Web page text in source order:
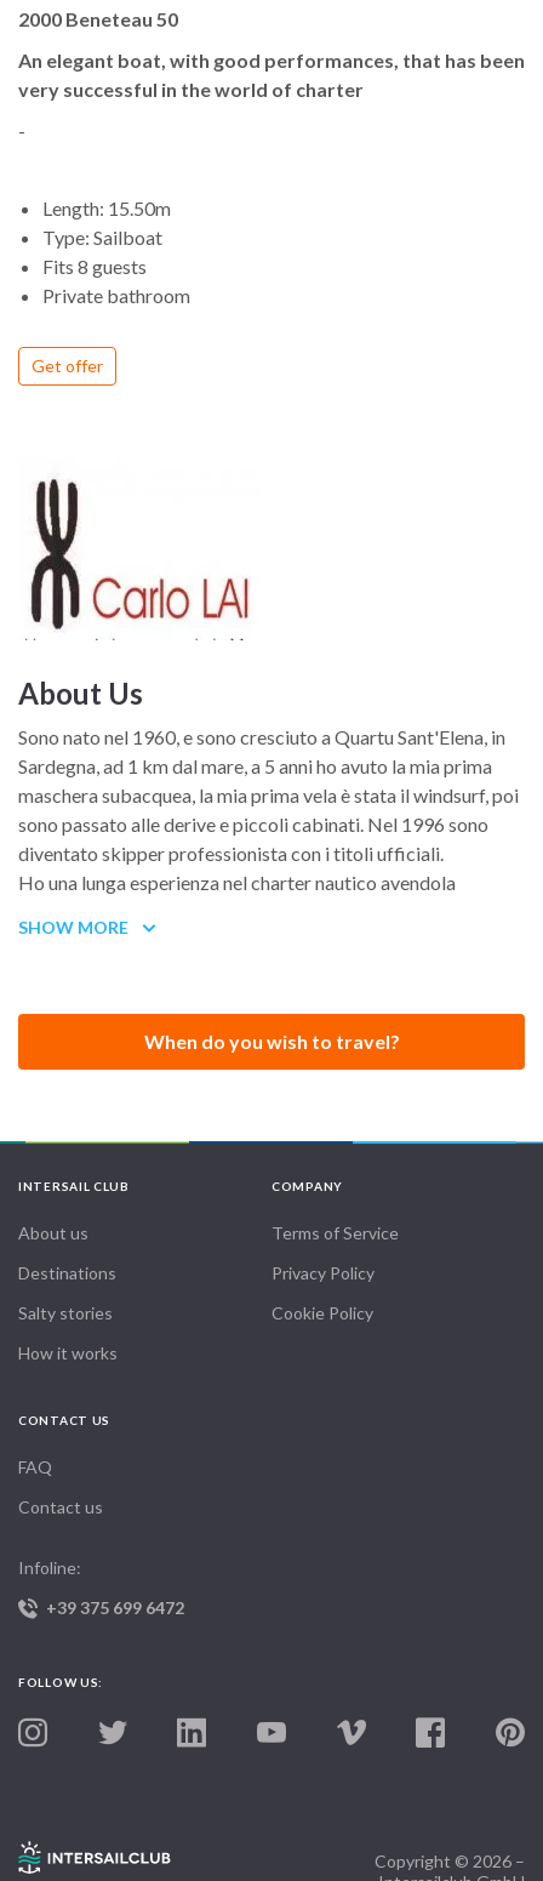
2000 Beneteau 50
An elegant boat, with good performances, that has been
very successful in the world of charter
-
Length: 15.50m
Type: Sailboat
Fits 8 guests
Private bathroom
Get offer
About Us
Sono nato nel 1960, e sono cresciuto a Quartu Sant'Elena, in
Sardegna, ad 1 km dal mare, a 5 anni ho avuto la mia prima
maschera subacquea, la mia prima vela è stata il windsurf, poi
sono passato alle derive e piccoli cabinati. Nel 1996 sono
diventato skipper professionista con i titoli ufficiali.
Ho una lunga esperienza nel charter nautico avendola
proprio, inoltre ho avuto modo di navigare in tutto il
andata e ritorno.
- Caraibi e tutto il mediterraneo.
SHOW MORE
When do you wish to travel?
INTERSAIL CLUB
About us
Destinations
Salty stories
How it works
COMPANY
Terms of Service
Privacy Policy
Cookie Policy
CONTACT US
FAQ
Contact us
Infoline:
+39 375 699 6472
FOLLOW US:
Copyright © 2026 –